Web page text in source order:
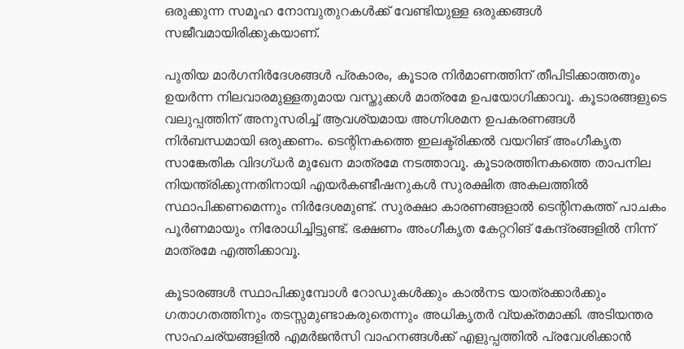
ഒരുക്കുന്ന സമൂഹ നോമ്പുതുറകൾക്ക് വേണ്ടിയുള്ള ഒരുക്കങ്ങൾ
സജീവമായിരിക്കുകയാണ്.
പുതിയ മാർഗനിർദേശങ്ങൾ പ്രകാരം, കൂടാര നിർമാണത്തിന് തീപിടിക്കാത്തതും
ഉയർന്ന നിലവാരമുള്ളതുമായ വസ്തുക്കൾ മാത്രമേ ഉപയോഗിക്കാവൂ. കൂടാരങ്ങളുടെ
വലുപ്പത്തിന് അനുസരിച്ച് ആവശ്യമായ അഗ്നിശമന ഉപകരണങ്ങൾ
നിർബന്ധമായി ഒരുക്കണം. ടെന്റിനകത്തെ ഇലക്ട്രിക്കൽ വയറിങ് അംഗീകൃത
സാങ്കേതിക വിദഗ്ധർ മുഖേന മാത്രമേ നടത്താവൂ. കൂടാരത്തിനകത്തെ താപനില
നിയന്ത്രിക്കുന്നതിനായി എയർകണ്ടീഷനുകൾ സുരക്ഷിത അകലത്തിൽ
സ്ഥാപിക്കണമെന്നും നിർദേശമുണ്ട്. സുരക്ഷാ കാരണങ്ങളാൽ ടെന്റിനകത്ത് പാചകം
പൂർണമായും നിരോധിച്ചിട്ടുണ്ട്. ഭക്ഷണം അംഗീകൃത കേറ്ററിങ് കേന്ദ്രങ്ങളിൽ നിന്ന്
മാത്രമേ എത്തിക്കാവൂ.
കൂടാരങ്ങൾ സ്ഥാപിക്കുമ്പോൾ റോഡുകൾക്കും കാൽനട യാത്രക്കാർക്കും
ഗതാഗതത്തിനും തടസ്സമുണ്ടാകരുതെന്നും അധികൃതർ വ്യക്തമാക്കി. അടിയന്തര
സാഹചര്യങ്ങളിൽ എമർജൻസി വാഹനങ്ങൾക്ക് എളുപ്പത്തിൽ പ്രവേശിക്കാൻ